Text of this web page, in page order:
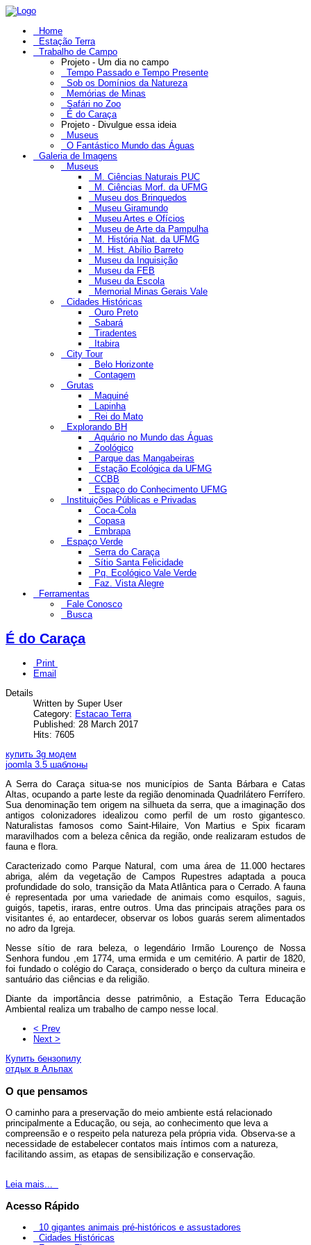
Home
Estação Terra
Trabalho de Campo
Projeto - Um dia no campo
Tempo Passado e Tempo Presente
Sob os Domínios da Natureza
Memórias de Minas
Safári no Zoo
É do Caraça
Projeto - Divulgue essa ideia
Museus
O Fantástico Mundo das Águas
Galeria de Imagens
Museus
M. Ciências Naturais PUC
M. Ciências Morf. da UFMG
Museu dos Brinquedos
Museu Giramundo
Museu Artes e Ofícios
Museu de Arte da Pampulha
M. História Nat. da UFMG
M. Hist. Abílio Barreto
Museu da Inquisição
Museu da FEB
Museu da Escola
Memorial Minas Gerais Vale
Cidades Históricas
Ouro Preto
Sabará
Tiradentes
Itabira
City Tour
Belo Horizonte
Contagem
Grutas
Maquiné
Lapinha
Rei do Mato
Explorando BH
Aquário no Mundo das Águas
Zoológico
Parque das Mangabeiras
Estação Ecológica da UFMG
CCBB
Espaço do Conhecimento UFMG
Instituições Públicas e Privadas
Coca-Cola
Copasa
Embrapa
Espaço Verde
Serra do Caraça
Sítio Santa Felicidade
Pq. Ecológico Vale Verde
Faz. Vista Alegre
Ferramentas
Fale Conosco
Busca
É do Caraça
Print
Email
Details
Written by Super User
Category: Estacao Terra
Published: 28 March 2017
Hits: 7605
купить 3g модем
joomla 3.5 шаблоны
A Serra do Caraça situa-se nos municípios de Santa Bárbara e Catas
Altas, ocupando a parte leste da região denominada Quadrilátero Ferrífero.
Sua denominação tem origem na silhueta da serra, que a imaginação dos
antigos colonizadores idealizou como perfil de um rosto gigantesco.
Naturalistas famosos como Saint-Hilaire, Von Martius e Spix ficaram
maravilhados com a beleza cênica da região, onde realizaram estudos de
fauna e flora.
Caracterizado como Parque Natural, com uma área de 11.000 hectares
abriga, além da vegetação de Campos Rupestres adaptada a pouca
profundidade do solo, transição da Mata Atlântica para o Cerrado. A fauna
é representada por uma variedade de animais como esquilos, saguis,
guigós, tapetis, iraras, entre outros. Uma das principais atrações para os
visitantes é, ao entardecer, observar os lobos guarás serem alimentados
no adro da Igreja.
Nesse sítio de rara beleza, o legendário Irmão Lourenço de Nossa
Senhora fundou ,em 1774, uma ermida e um cemitério. A partir de 1820,
foi fundado o colégio do Caraça, considerado o berço da cultura mineira e
santuário das ciências e da religião.
Diante da importância desse patrimônio, a Estação Terra Educação
Ambiental realiza um trabalho de campo nesse local.
< Prev
Next >
Купить бензопилу
отдых в Альпах
O que pensamos
O caminho para a preservação do meio ambiente está relacionado
principalmente a Educação, ou seja, ao conhecimento que leva a
compreensão e o respeito pela natureza pela própria vida. Observa-se a
necessidade de estabelecer contatos mais íntimos com a natureza,
facilitando assim, as etapas de sensibilização e conservação.
Leia mais...
Acesso Rápido
10 gigantes animais pré-históricos e assustadores
Cidades Históricas